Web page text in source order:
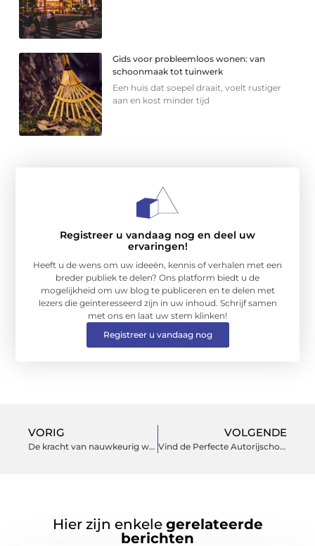
Gids voor probleemloos wonen: van
schoonmaak tot tuinwerk
Een huis dat soepel draait, voelt rustiger
aan en kost minder tijd
Registreer u vandaag nog en deel uw
ervaringen!
Heeft u de wens om uw ideeën, kennis of verhalen met een
breder publiek te delen? Ons platform biedt u de
mogelijkheid om uw blog te publiceren en te delen met
lezers die geïnteresseerd zijn in uw inhoud. Schrijf samen
met ons en laat uw stem klinken!
Registreer u vandaag nog
VORIG
De kracht van nauwkeurig wegen: vloerweegschalen in de industrie
VOLGENDE
Vind de Perfecte Autorijschool in Haarlem: Waar Moet Je Op Letten?
Hier zijn enkele gerelateerde
berichten